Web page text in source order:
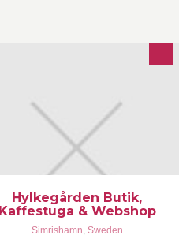
Inredning - Design - Trend - Kläder -
Antikt - Homestyling - Webshop -
Kaffestuga FREE WIFI
Hylkegården Butik,
Kaffestuga & Webshop
Simrishamn, Sweden